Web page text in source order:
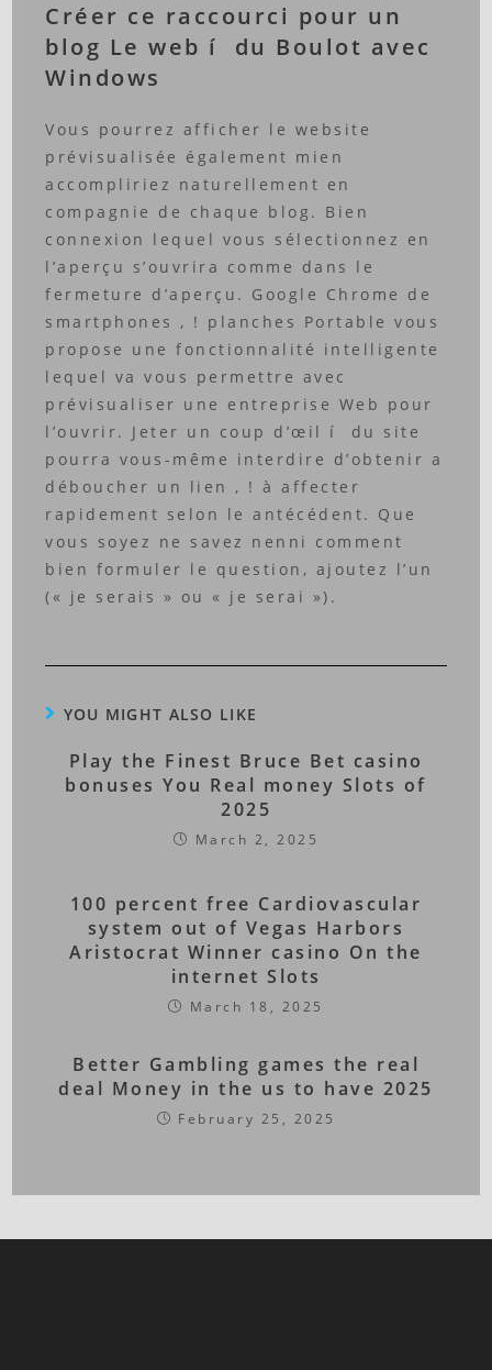
Créer ce raccourci pour un
blog Le web í du Boulot avec
Windows
Vous pourrez afficher le website
prévisualisée également mien
accompliriez naturellement en
compagnie de chaque blog. Bien
connexion lequel vous sélectionnez en
l’aperçu s’ouvrira comme dans le
fermeture d’aperçu. Google Chrome de
smartphones , ! planches Portable vous
propose une fonctionnalité intelligente
lequel va vous permettre avec
prévisualiser une entreprise Web pour
l’ouvrir. Jeter un coup d’œil í du site
pourra vous-même interdire d’obtenir a
déboucher un lien , ! à affecter
rapidement selon le antécédent. Que
vous soyez ne savez nenni comment
bien formuler le question, ajoutez l’un
(« je serais » ou « je serai »).
YOU MIGHT ALSO LIKE
Play the Finest Bruce Bet casino
bonuses You Real money Slots of
2025
March 2, 2025
100 percent free Cardiovascular
system out of Vegas Harbors
Aristocrat Winner casino On the
internet Slots
March 18, 2025
Better Gambling games the real
deal Money in the us to have 2025
February 25, 2025